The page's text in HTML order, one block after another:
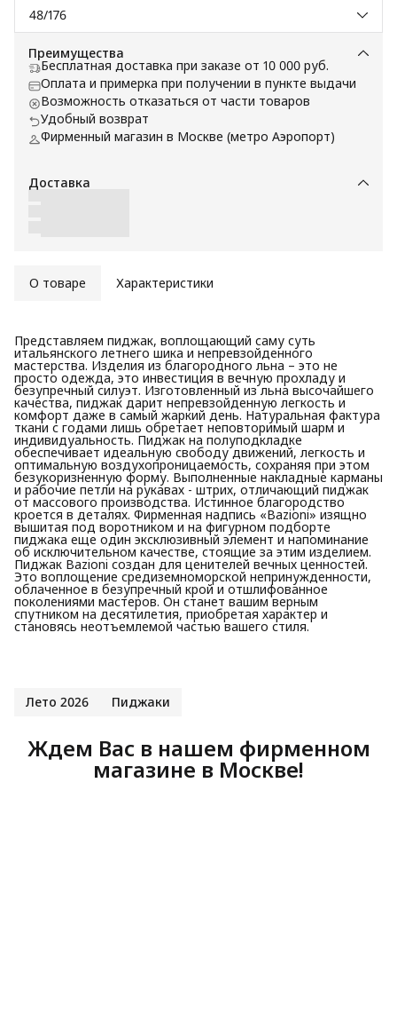
48/176
Преимущества
Бесплатная доставка при заказе от 10 000 руб.
Оплата и примерка при получении в пункте выдачи
Возможность отказаться от части товаров
Удобный возврат
Фирменный магазин в Москве (метро Аэропорт)
Доставка
О товаре Характеристики
Представляем пиджак, воплощающий саму суть
итальянского летнего шика и непревзойденного
мастерства. Изделия из благородного льна – это не
просто одежда, это инвестиция в вечную прохладу и
безупречный силуэт. Изготовленный из льна высочайшего
качества, пиджак дарит непревзойденную легкость и
комфорт даже в самый жаркий день. Натуральная фактура
ткани с годами лишь обретает неповторимый шарм и
индивидуальность. Пиджак на полуподкладке
обеспечивает идеальную свободу движений, легкость и
оптимальную воздухопроницаемость, сохраняя при этом
безукоризненную форму. Выполненные накладные карманы
и рабочие петли на рукавах - штрих, отличающий пиджак
от массового производства. Истинное благородство
кроется в деталях. Фирменная надпись «Bazioni» изящно
вышитая под воротником и на фигурном подборте
пиджака еще один эксклюзивный элемент и напоминание
об исключительном качестве, стоящие за этим изделием.
Пиджак Bazioni создан для ценителей вечных ценностей.
Это воплощение средиземноморской непринужденности,
облаченное в безупречный крой и отшлифованное
поколениями мастеров. Он станет вашим верным
спутником на десятилетия, приобретая характер и
становясь неотъемлемой частью вашего стиля.
Лето 2026 Пиджаки
Ждем Вас в нашем фирменном
магазине в Москве!